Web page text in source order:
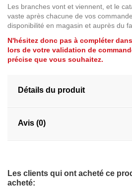
Les branches vont et viennent, et le
vaste après chacune de vos
disponibilité en magasin et auprès du
N'hésitez donc pas à compléter
lors de votre validation de
précise que vous souhaitez.
Détails du produit
Avis (0)
Les clients qui ont acheté ce
acheté: